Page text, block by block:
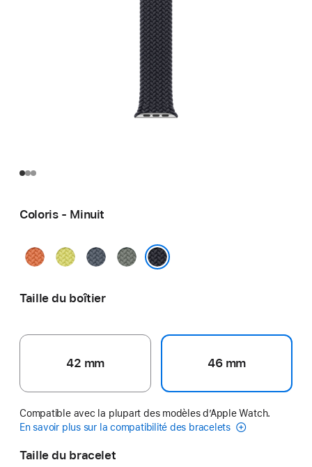
Coloris - Minuit
Curcuma
JauneBleu
Gris
Taille du boîtier
42 mm 46 mm
Compatible avec la plupart des modèles d’Apple Watch.
En savoir plus sur la compatibilité des bracelets
Taille du bracelet